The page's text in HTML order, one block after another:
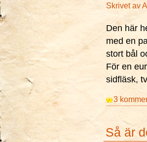
Skrivet av
Den här
med en
stort bål
För en
sidfläsk,
3
Så är